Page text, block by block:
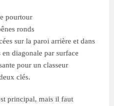
pourtour
ronds
sur la paroi arrière et dans
diagonale par surface
pour un classeur
clés.
principal, mais il faut